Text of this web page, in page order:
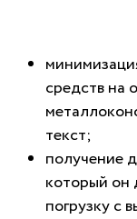
средств на
текст;
получение
который он
погрузку с